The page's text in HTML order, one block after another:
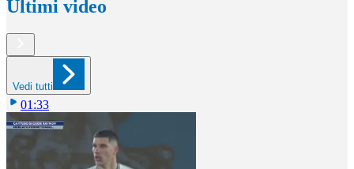
Ultimi video
Vedi tutti
01:33